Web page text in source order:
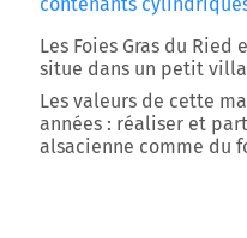
Les Foies Gras du
situe dans un petit
Les valeurs de cette
années : réaliser et
alsacienne comme du